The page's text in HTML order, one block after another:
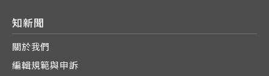
知新聞
關於我們
編輯規範與申訴